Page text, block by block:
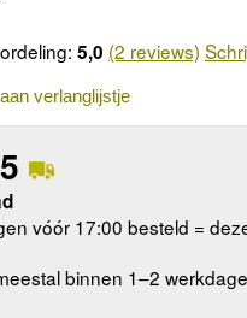
5,0 (2 reviews)
verlanglijstje
vóór 17:00 besteld =
binnen 1–2